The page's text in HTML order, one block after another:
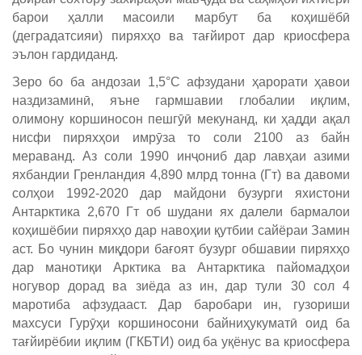
барои ҳалли масоили марбут ба коҳишёбӣ
(деградатсияи) пиряхҳо ва тағйирот дар криосфера
эълон гардиданд.
Зеро бо ба андозаи 1,5°С афзудани ҳарорати ҳавои
наздизаминӣ, яъне гармшавии глобалии иқлим,
олимону коршиносон пешгӯӣ мекунанд, ки ҳадди ақал
нисфи пиряхҳои имрӯза то соли 2100 аз байн
мераванд. Аз соли 1990 инҷониб дар лавҳаи азими
яхбандии Гренландия 4,890 млрд тонна (Гт) ва давоми
солҳои 1992-2020 дар майдони бузурги яхистони
Антарктика 2,670 Гт об шудани ях далели бармалои
коҳишёбии пиряхҳо дар навоҳии қутбии сайёраи Замин
аст. Бо чунин миқдори бағоят бузург обшавии пиряхҳо
дар манотиқи Арктика ва Антарктика пайомадҳои
ногувор дорад ва зиёда аз ин, дар тули 30 сол 4
маротиба афзудааст. Дар баробари ин, гузориши
махсуси Гурӯҳи коршиносони байниҳукуматӣ оид ба
тағйирёбии иқлим (ГКБТИ) оид ба уқёнус ва криосфера